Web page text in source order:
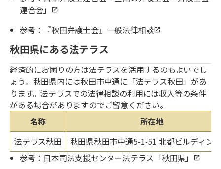
連合会」
参考：
『秋田弁護士会』一般法律相談
秋田県にある法テラス
経済的にお困りの方は法テラスを活用するのもよいでし
ょう。秋田県内には秋田市中通に「法テラス秋田」があ
ります。法テラスでの法律相談の利用には収入等の条件
がある場合がありますのでご留意ください。
名称
所在地
法テラス秋田
秋田県秋田市中通5-1-51 北都ビルディン
参考： 日本司法支援センター法テラス「秋田県」